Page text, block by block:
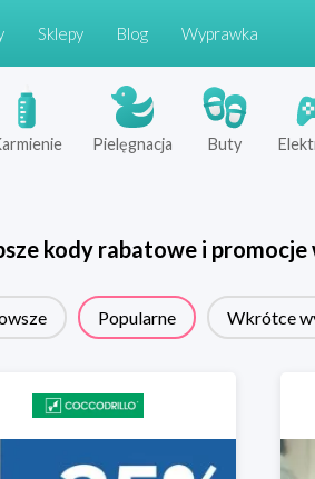
Sklepy Blog Wyprawka
Pielęgnacja Buty
kody rabatowe i promocje
Popularne Wkrótce